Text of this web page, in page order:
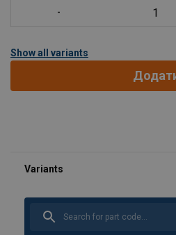
Show all variants